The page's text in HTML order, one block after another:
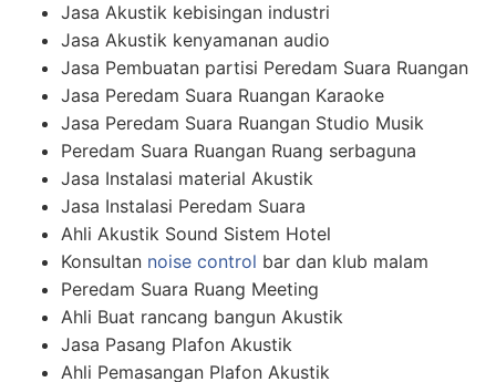
Jasa Akustik kebisingan industri
Jasa Akustik kenyamanan audio
Jasa Pembuatan partisi Peredam Suara Ruangan
Jasa Peredam Suara Ruangan Karaoke
Jasa Peredam Suara Ruangan Studio Musik
Peredam Suara Ruangan Ruang serbaguna
Jasa Instalasi material Akustik
Jasa Instalasi Peredam Suara
Ahli Akustik Sound Sistem Hotel
Konsultan noise control bar dan klub malam
Peredam Suara Ruang Meeting
Ahli Buat rancang bangun Akustik
Jasa Pasang Plafon Akustik
Ahli Pemasangan Plafon Akustik